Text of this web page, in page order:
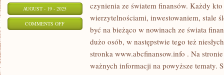
AUGUST - 19 - 2025
COMMENTS OFFON
czynienia ze światem finansów. Każdy
wierzytelnościami, inwestowaniem, stale
być na bieżąco w nowinach ze świata
dużo osób, w następstwie tego też
stronka www.abcfinansow.info . Na
ważnych informacji na powyższe tematy.